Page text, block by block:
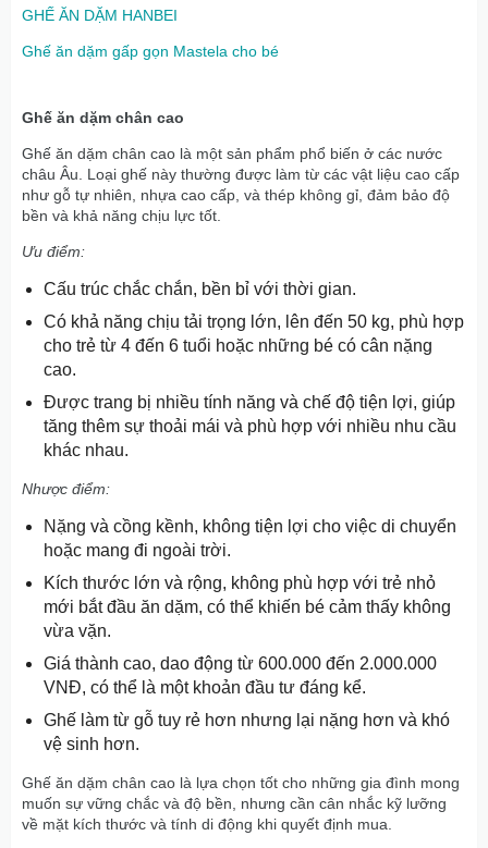
GHẾ ĂN DẶM HANBEI
Ghế ăn dặm gấp gọn Mastela cho bé
Ghế ăn dặm chân cao
Ghế ăn dặm chân cao là một sản phẩm phổ biến ở các nước
châu Âu. Loại ghế này thường được làm từ các vật liệu cao cấp
như gỗ tự nhiên, nhựa cao cấp, và thép không gỉ, đảm bảo độ
bền và khả năng chịu lực tốt.
Ưu điểm:
Cấu trúc chắc chắn, bền bỉ với thời gian.
Có khả năng chịu tải trọng lớn, lên đến 50 kg, phù hợp
cho trẻ từ 4 đến 6 tuổi hoặc những bé có cân nặng
cao.
Được trang bị nhiều tính năng và chế độ tiện lợi, giúp
tăng thêm sự thoải mái và phù hợp với nhiều nhu cầu
khác nhau.
Nhược điểm:
Nặng và cồng kềnh, không tiện lợi cho việc di chuyển
hoặc mang đi ngoài trời.
Kích thước lớn và rộng, không phù hợp với trẻ nhỏ
mới bắt đầu ăn dặm, có thể khiến bé cảm thấy không
vừa vặn.
Giá thành cao, dao động từ 600.000 đến 2.000.000
VNĐ, có thể là một khoản đầu tư đáng kể.
Ghế làm từ gỗ tuy rẻ hơn nhưng lại nặng hơn và khó
vệ sinh hơn.
Ghế ăn dặm chân cao là lựa chọn tốt cho những gia đình mong
muốn sự vững chắc và độ bền, nhưng cần cân nhắc kỹ lưỡng
về mặt kích thước và tính di động khi quyết định mua.